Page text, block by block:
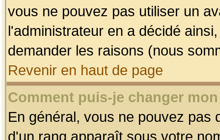
vous ne pouvez pas utiliser un
l'administrateur en a décidé
demander les raisons (nous
Revenir en haut de page
Comment puis-je changer
En général, vous ne pouvez pas
d'un rang apparaît sous votre